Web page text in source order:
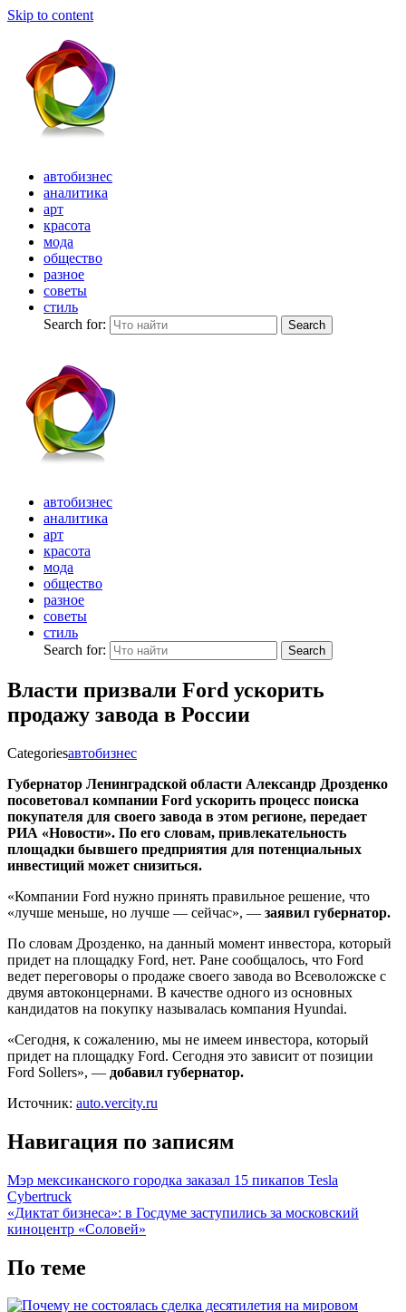
Skip to content
автобизнес
аналитика
арт
красота
мода
общество
разное
советы
стиль
Search for:
Search
автобизнес
аналитика
арт
красота
мода
общество
разное
советы
стиль
Search for:
Search
Власти призвали Ford ускорить
продажу завода в России
Categoriesавтобизнес
Губернатор Ленинградской области Александр Дрозденко
посоветовал компании Ford ускорить процесс поиска
покупателя для своего завода в этом регионе, передает
РИА «Новости». По его словам, привлекательность
площадки бывшего предприятия для потенциальных
инвестиций может снизиться.
«Компании Ford нужно принять правильное решение, что
«лучше меньше, но лучше — сейчас», — заявил губернатор.
По словам Дрозденко, на данный момент инвестора, который
придет на площадку Ford, нет. Ране сообщалось, что Ford
ведет переговоры о продаже своего завода во Всеволожске с
двумя автоконцернами. В качестве одного из основных
кандидатов на покупку называлась компания Hyundai.
«Сегодня, к сожалению, мы не имеем инвестора, который
придет на площадку Ford. Сегодня это зависит от позиции
Ford Sollers», — добавил губернатор.
Источник: auto.vercity.ru
Навигация по записям
Мэр мексиканского городка заказал 15 пикапов Tesla
Cybertruck
«Диктат бизнеса»: в Госдуме заступились за московский
киноцентр «Соловей»
По теме